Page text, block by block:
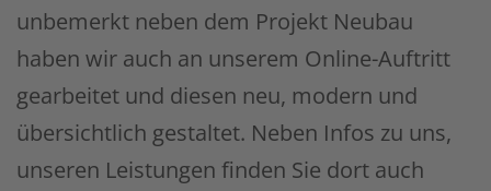
unbemerkt neben dem Projekt Neubau
haben wir auch an unserem Online-Auftritt
gearbeitet und diesen neu, modern und
übersichtlich gestaltet. Neben Infos zu uns,
unseren Leistungen finden Sie dort auch